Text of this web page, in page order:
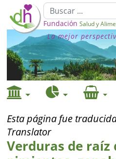
Fundación Salud y
La mejor
Esta página fue
Translator
Verduras de raíz